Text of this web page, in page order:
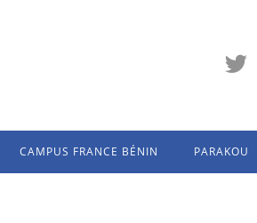
CAMPUS FRANCE BÉNIN PARAKOU